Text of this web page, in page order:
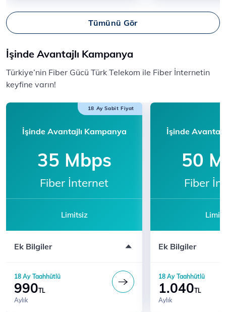
Tümünü Gör
İşinde Avantajlı Kampanya
​​Türkiye’nin Fiber Gücü Türk Telekom ile F​iber İnternetin
keyfine varın!​​​​
18 Ay Sabit Fiyat
İşinde Avantajlı Kampanya
35 Mbps
Fiber İnternet
Limitsiz
Ek Bilgiler
Katılım için 444 5 444'ü arayın
18 Ay Taahhütlü
990TL
Aylık
İşinde
50
Fiber
Ek Bilgiler
Katılım için 444 5
18 Ay Taahhütlü
1.040TL
Aylık